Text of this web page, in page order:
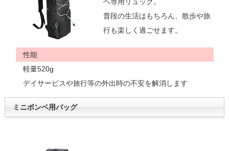
ベ専用リュック。
普段の生活はもちろん、散歩や旅
行も楽しく過ごせます。
性能
軽量520g
デイサービスや旅行等の外出時の不安を解消します
ミニボンベ用バッグ